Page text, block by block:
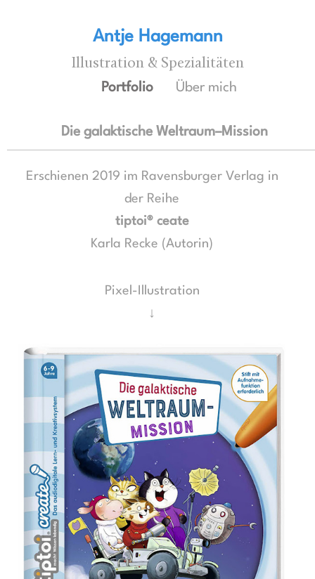
Antje Hagemann
Illustration & Spezialitäten
Portfolio Über mich
Die galaktische Weltraum–Mission
Erschienen 2019 im Ravensburger Verlag in
der Reihe
tiptoi® ceate
Karla Recke (Autorin)
Pixel-Illustration
↓